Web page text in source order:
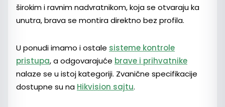
širokim i ravnim nadvratnikom, koja se otvaraju ka
unutra, brava se montira direktno bez profila.
U ponudi imamo i ostale sisteme kontrole
pristupa, a odgovarajuće brave i prihvatnike
nalaze se u istoj kategoriji. Zvanične specifikacije
dostupne su na Hikvision sajtu.